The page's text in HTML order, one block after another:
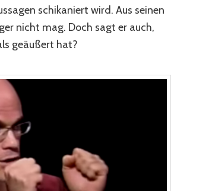
schikaniert wird. Aus seinen
nicht mag. Doch sagt er auch,
geäußert hat?